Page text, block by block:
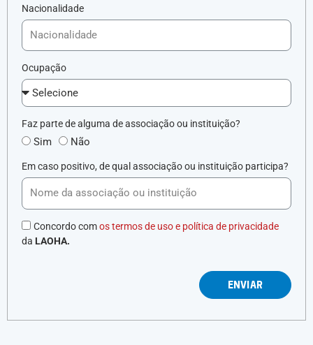
Nacionalidade
Ocupação
Faz parte de alguma de associação ou instituição?
Sim Não
Em caso positivo, de qual associação ou instituição participa?
Concordo comos termos de uso e política de privacidade
da LAOHA.
ENVIAR